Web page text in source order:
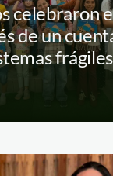
celebraron
de un
frágiles